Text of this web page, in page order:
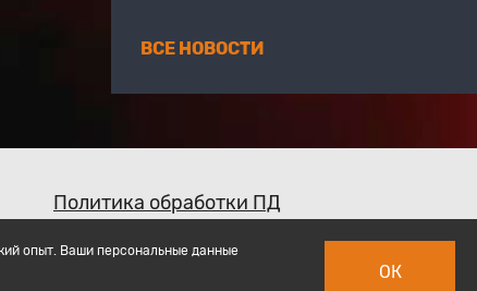
ВСЕ НОВОСТИ
Политика обработки ПД
опыт. Ваши персональные данные
ОК